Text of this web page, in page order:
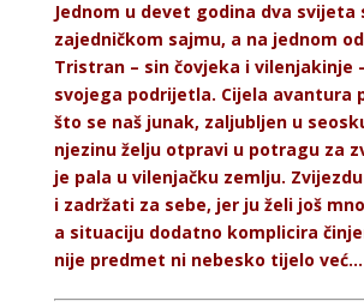
Jednom u devet godina dva svijeta
zajedničkom sajmu, a na jednom
Tristran – sin čovjeka i vilenjakinje
svojega podrijetla. Cijela avantura
što se naš junak, zaljubljen u
njezinu želju otpravi u potragu za
je pala u vilenjačku zemlju.
i zadržati za sebe, jer ju želi još
a situaciju dodatno komplicira
nije predmet ni nebesko tijelo već...